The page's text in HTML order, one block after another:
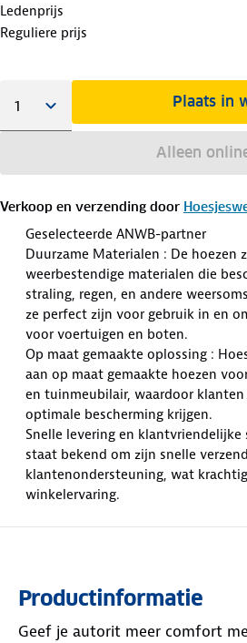
Ledenprijs
Reguliere prijs
Plaats in
Alleen
Verkoop en verzending door
Geselecteerde ANWB-partner
Duurzame Materialen : De hoezen
weerbestendige materialen die
straling, regen, en andere
ze perfect zijn voor gebruik in en
voor voertuigen en boten.
Op maat gemaakte oplossing :
aan op maat gemaakte hoezen
en tuinmeubilair, waardoor
optimale bescherming krijgen.
Snelle levering en klantvriendelijke
staat bekend om zijn snelle
klantenondersteuning, wat
winkelervaring.
Productinformatie
Geef je autorit meer comfort